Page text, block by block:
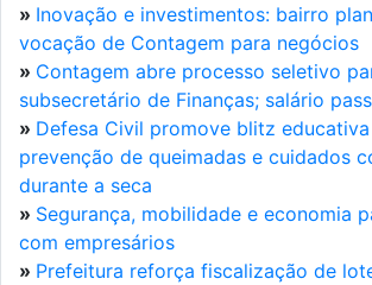
» Inovação e investimentos: bairro
vocação de Contagem para negócios
» Contagem abre processo seletivo
subsecretário de Finanças; salário
» Defesa Civil promove blitz
prevenção de queimadas e cuidados
durante a seca
» Segurança, mobilidade e economia
com empresários
» Prefeitura reforça fiscalização de